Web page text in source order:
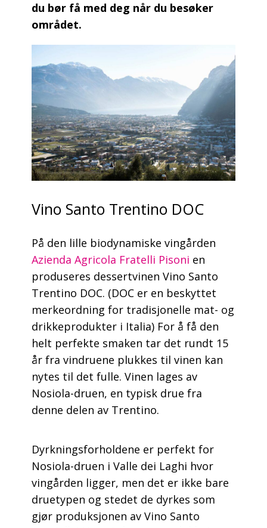
du bør få med deg når du besøker
området.
Vino Santo Trentino DOC
På den lille biodynamiske vingården
Azienda Agricola Fratelli Pisoni en
produseres dessertvinen Vino Santo
Trentino DOC. (DOC er en beskyttet
merkeordning for tradisjonelle mat- og
drikkeprodukter i Italia) For å få den
helt perfekte smaken tar det rundt 15
år fra vindruene plukkes til vinen kan
nytes til det fulle. Vinen lages av
Nosiola-druen, en typisk drue fra
denne delen av Trentino.
Dyrkningsforholdene er perfekt for
Nosiola-druen i Valle dei Laghi hvor
vingården ligger, men det er ikke bare
druetypen og stedet de dyrkes som
gjør produksjonen av Vino Santo